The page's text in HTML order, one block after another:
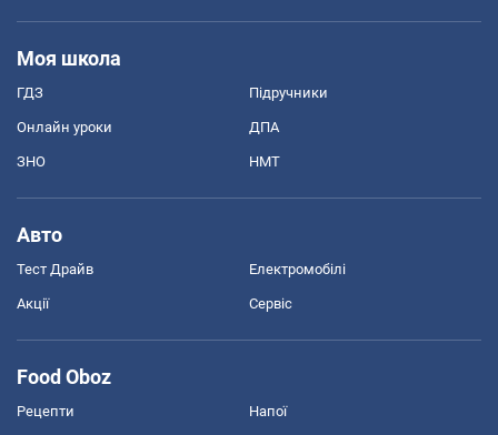
Моя школа
ГДЗ Підручники
Онлайн уроки ДПА
ЗНО НМТ
Авто
Тест Драйв Електромобілі
Акції Сервіс
Food Oboz
Рецепти Напої